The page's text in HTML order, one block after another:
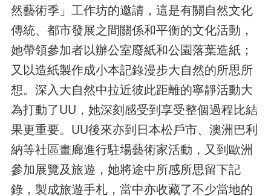
然藝術季」工作坊的邀請，這是有關自然文化
傳統、都市發展之間關係和平衡的文化活動，
她帶領參加者以辦公室廢紙和公園落葉造紙；
又以造紙製作成小本記錄漫步大自然的所思所
想。深入大自然中拉近彼此距離的寧靜活動大
為打動了UU，她深刻感受到享受整個過程比結
果更重要。UU後來亦到日本松戶市、澳洲巴利
納等社區畫廊進行駐場藝術家活動，又到歐洲
參加展覽及旅遊，她將途中所感所思留下記
錄，製成旅遊手札，當中亦收藏了不少當地的